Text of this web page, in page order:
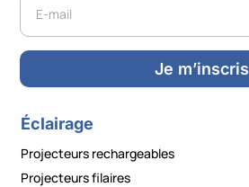
Je m’inscris
Éclairage
Projecteurs rechargeables
Projecteurs filaires